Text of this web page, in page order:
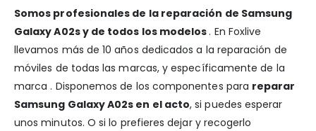
Somos profesionales de la reparación de Samsung
Galaxy A02s y de todos los modelos. En Foxlive
llevamos más de 10 años dedicados a la reparación de
móviles de todas las marcas, y específicamente de la
marca . Disponemos de los componentes para reparar
Samsung Galaxy A02s en el acto, si puedes esperar
unos minutos. O si lo prefieres dejar y recogerlo